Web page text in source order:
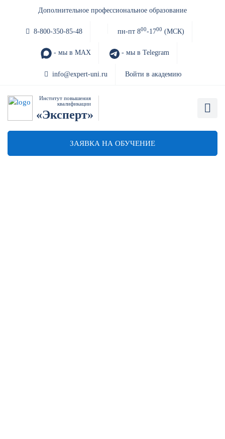
Дополнительное профессиональное образование
8-800-350-85-48 пн-пт 800-1700 (МСК)
- мы в MAX - мы в Telegram
info@expert-uni.ru Войти в академию
Институт повышения
квалификации
«Эксперт»
ЗАЯВКА НА ОБУЧЕНИЕ